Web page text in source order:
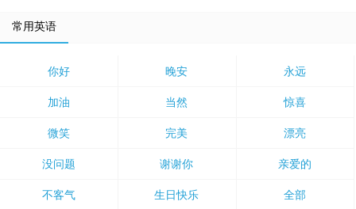
常用英语
你好 晚安 永远
加油 当然 惊喜
微笑 完美 漂亮
没问题 谢谢你 亲爱的
不客气 生日快乐 全部